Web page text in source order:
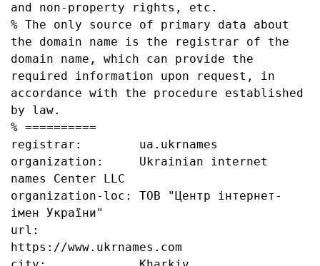
and non-property rights, etc.
% The only source of primary data about
the domain name is the registrar of the
domain name, which can provide the
required information upon request, in
accordance with the procedure established
by law.
% ==========
registrar:        ua.ukrnames
organization:     Ukrainian internet
names Center LLC
organization-loc: ТОВ "Центр інтернет-
імен України"
url:
https://www.ukrnames.com